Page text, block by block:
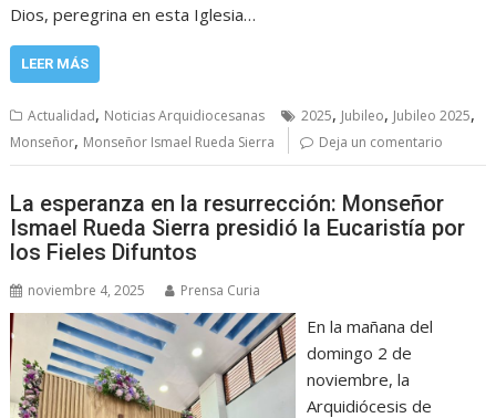
Dios, peregrina en esta Iglesia…
LEER MÁS
Actualidad, Noticias Arquidiocesanas 2025, Jubileo, Jubileo 2025,
Monseñor, Monseñor Ismael Rueda Sierra Deja un comentario
La esperanza en la resurrección: Monseñor
Ismael Rueda Sierra presidió la Eucaristía por
los Fieles Difuntos
noviembre 4, 2025 Prensa Curia
En la mañana del
domingo 2 de
noviembre, la
Arquidiócesis de